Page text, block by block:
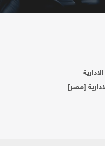
[مصر]